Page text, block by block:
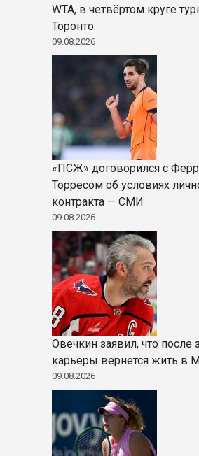
WTA, в четвёртом круге
Торонто.
09.08.2026
«ПСЖ» договорился с
Торресом об условиях
контракта — СМИ
09.08.2026
Овечкин заявил, что после
карьеры вернется жить в
09.08.2026